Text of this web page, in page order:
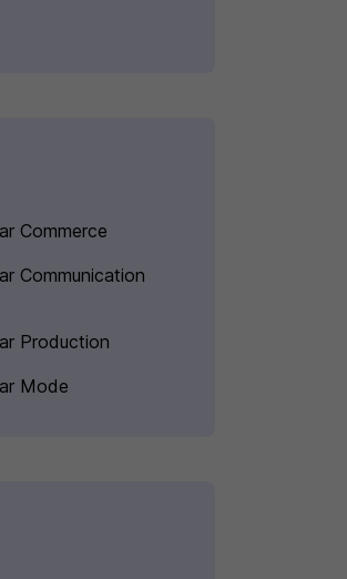
Commerce
Communication
Production
Mode